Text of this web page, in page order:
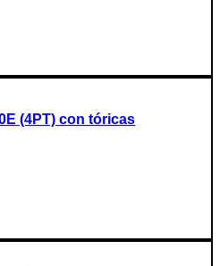
(4PT) con tóricas